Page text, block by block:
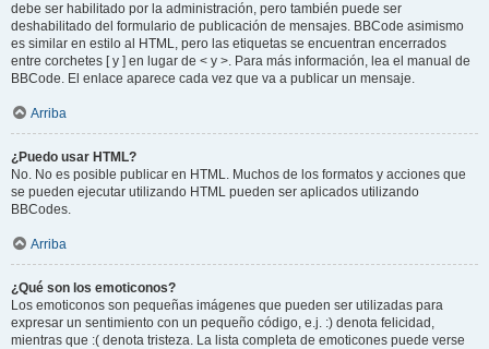
debe ser habilitado por la administración, pero también puede ser
deshabilitado del formulario de publicación de mensajes. BBCode asimismo
es similar en estilo al HTML, pero las etiquetas se encuentran encerrados
entre corchetes [ y ] en lugar de < y >. Para más información, lea el manual de
BBCode. El enlace aparece cada vez que va a publicar un mensaje.
Arriba
¿Puedo usar HTML?
No. No es posible publicar en HTML. Muchos de los formatos y acciones que
se pueden ejecutar utilizando HTML pueden ser aplicados utilizando
BBCodes.
Arriba
¿Qué son los emoticonos?
Los emoticonos son pequeñas imágenes que pueden ser utilizadas para
expresar un sentimiento con un pequeño código, e.j. :) denota felicidad,
mientras que :( denota tristeza. La lista completa de emoticones puede verse